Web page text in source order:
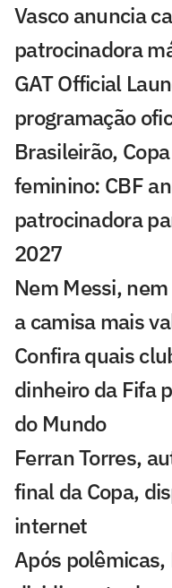
Vasco anuncia
patrocinadora
GAT Official
programação
Brasileirão,
feminino: CBF
patrocinadora
2027
Nem Messi,
a camisa mais
Confira quais
dinheiro da Fifa
do Mundo
Ferran Torres,
final da Copa,
internet
Após